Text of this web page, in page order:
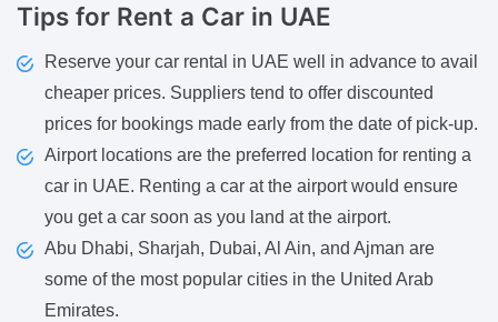
Tips for Rent a Car in UAE
Reserve your car rental in UAE well in advance to avail
cheaper prices. Suppliers tend to offer discounted
prices for bookings made early from the date of pick-up.
Airport locations are the preferred location for renting a
car in UAE. Renting a car at the airport would ensure
you get a car soon as you land at the airport.
Abu Dhabi, Sharjah, Dubai, Al Ain, and Ajman are
some of the most popular cities in the United Arab
Emirates.